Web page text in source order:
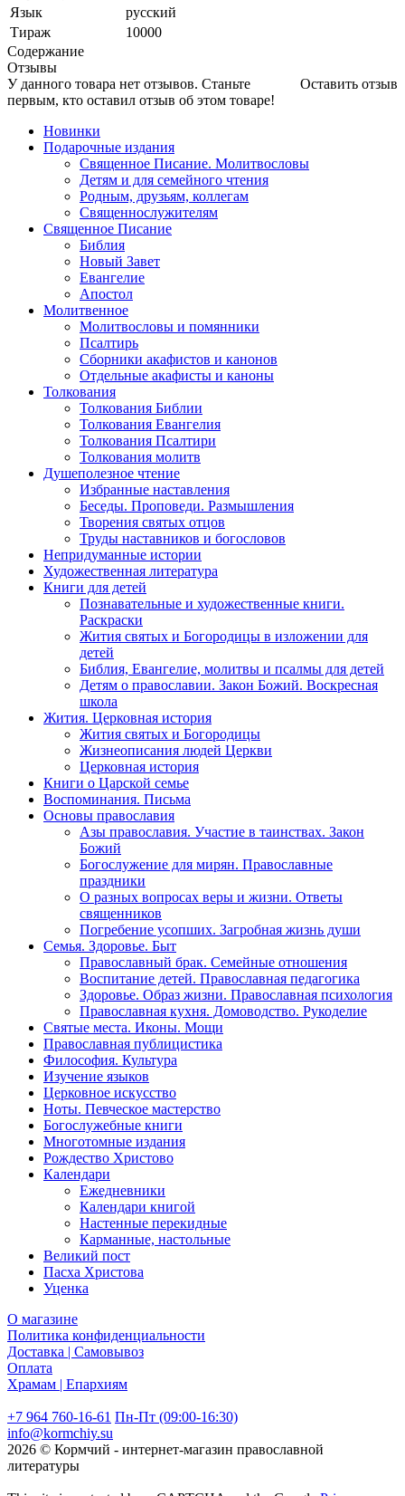
Язык
русский
Тираж
10000
Содержание
Отзывы
Оставить отзыв
У данного товара нет отзывов. Станьте
первым, кто оставил отзыв об этом товаре!
Новинки
Подарочные издания
Священное Писание. Молитвословы
Детям и для семейного чтения
Родным, друзьям, коллегам
Священнослужителям
Священное Писание
Библия
Новый Завет
Евангелие
Апостол
Молитвенное
Молитвословы и помянники
Псалтирь
Сборники акафистов и канонов
Отдельные акафисты и каноны
Толкования
Толкования Библии
Толкования Евангелия
Толкования Псалтири
Толкования молитв
Душеполезное чтение
Избранные наставления
Беседы. Проповеди. Размышления
Творения святых отцов
Труды наставников и богословов
Непридуманные истории
Художественная литература
Книги для детей
Познавательные и художественные книги.
Раскраски
Жития святых и Богородицы в изложении для
детей
Библия, Евангелие, молитвы и псалмы для детей
Детям о православии. Закон Божий. Воскресная
школа
Жития. Церковная история
Жития святых и Богородицы
Жизнеописания людей Церкви
Церковная история
Книги о Царской семье
Воспоминания. Письма
Основы православия
Азы православия. Участие в таинствах. Закон
Божий
Богослужение для мирян. Православные
праздники
О разных вопросах веры и жизни. Ответы
священников
Погребение усопших. Загробная жизнь души
Семья. Здоровье. Быт
Православный брак. Семейные отношения
Воспитание детей. Православная педагогика
Здоровье. Образ жизни. Православная психология
Православная кухня. Домоводство. Рукоделие
Святые места. Иконы. Мощи
Православная публицистика
Философия. Культура
Изучение языков
Церковное искусство
Ноты. Певческое мастерство
Богослужебные книги
Многотомные издания
Рождество Христово
Календари
Ежедневники
Календари книгой
Настенные перекидные
Карманные, настольные
Великий пост
Пасха Христова
Уценка
О магазине
Политика конфиденциальности
Доставка | Самовывоз
Оплата
Храмам | Епархиям
+7 964 760-16-61 Пн-Пт (09:00-16:30)
info@kormchiy.su
2026 © Кормчий - интернет-магазин православной
литературы